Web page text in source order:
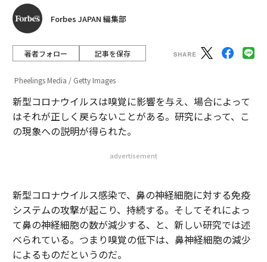
Forbes JAPAN 編集部
著者フォロー 記事を保存
Pheelings Media / Getty Images
新型コロナウイルスは嗅覚に影響を与え、場合によって
はそれが正しく戻らないことがある。研究によって、こ
の現象への説明が得られた。
advertisement
新型コロナウイルス感染で、鼻の神経細胞に対する免疫
システムの攻撃が起こり、持続する。そしてそれによっ
て鼻の神経細胞の数が減少する、と、新しい研究では述
べられている。つまり嗅覚の低下は、鼻神経細胞の減少
によるものだというのだ。